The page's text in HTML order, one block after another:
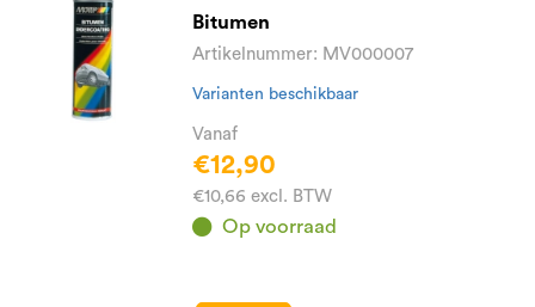
Bitumen
Artikelnummer: MV000007
Varianten beschikbaar
Vanaf
€12,90
€10,66 excl. BTW
Op voorraad